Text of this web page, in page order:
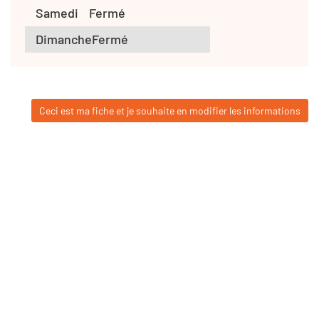
Samedi
Fermé
DimancheFermé
Ceci est ma fiche et je souhaite en modifier les informations